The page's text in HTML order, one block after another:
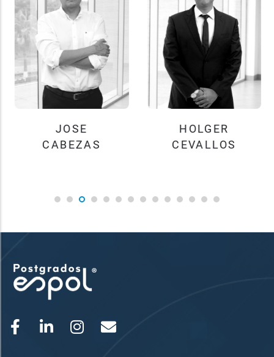
JOSE
CABEZAS
HOLGER
CEVALLOS